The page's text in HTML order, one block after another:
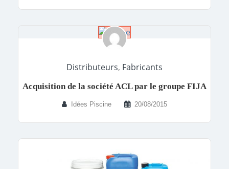
Distributeurs, Fabricants
Acquisition de la société ACL par le groupe FIJA
Idées Piscine 20/08/2015